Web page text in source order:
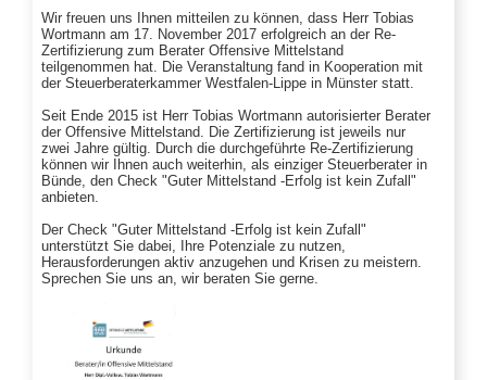
Wir freuen uns Ihnen mitteilen zu können, dass Herr Tobias
Wortmann am 17. November 2017 erfolgreich an der Re-
Zertifizierung zum Berater Offensive Mittelstand
teilgenommen hat. Die Veranstaltung fand in Kooperation mit
der Steuerberaterkammer Westfalen-Lippe in Münster statt.
Seit Ende 2015 ist Herr Tobias Wortmann autorisierter Berater
der Offensive Mittelstand. Die Zertifizierung ist jeweils nur
zwei Jahre gültig. Durch die durchgeführte Re-Zertifizierung
können wir Ihnen auch weiterhin, als einziger Steuerberater in
Bünde, den Check "Guter Mittelstand -Erfolg ist kein Zufall"
anbieten.
Der Check "Guter Mittelstand -Erfolg ist kein Zufall"
unterstützt Sie dabei, Ihre Potenziale zu nutzen,
Herausforderungen aktiv anzugehen und Krisen zu meistern.
Sprechen Sie uns an, wir beraten Sie gerne.